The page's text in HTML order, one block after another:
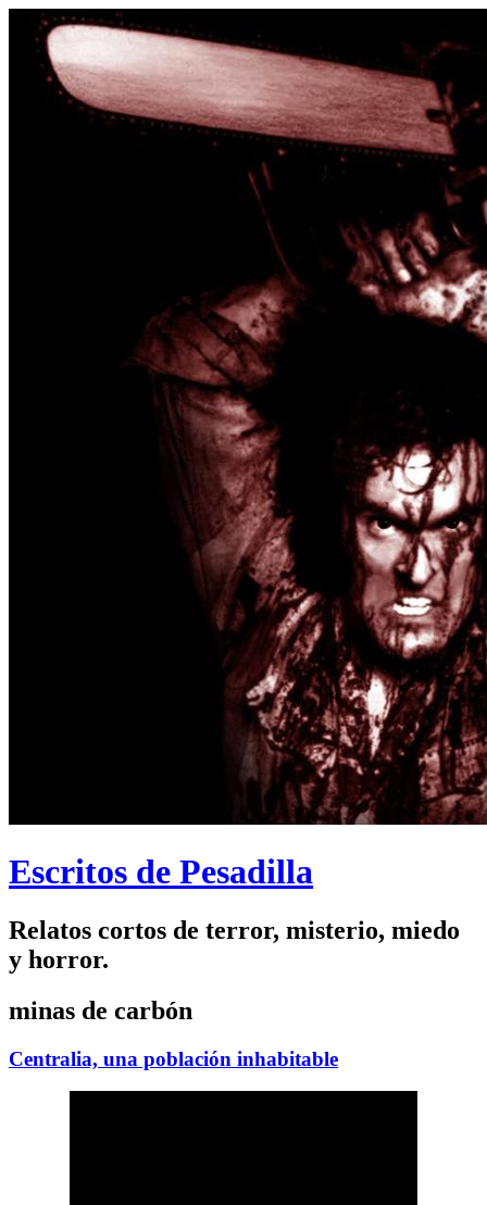
Escritos de Pesadilla
Relatos cortos de terror, misterio, miedo
y horror.
minas de carbón
Centralia, una población inhabitable